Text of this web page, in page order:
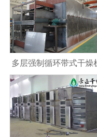
多层强制循环带式干燥